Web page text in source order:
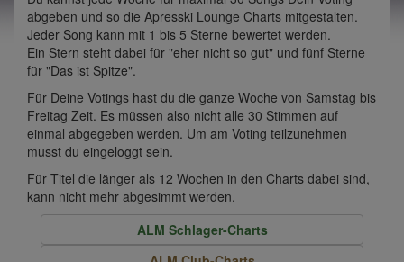
abgeben und so die Apresski Lounge Charts mitgestalten.
Jeder Song kann mit 1 bis 5 Sterne bewertet werden.
Ein Stern steht dabei für "eher nicht so gut" und fünf Sterne
für "Das ist Spitze".
Für Deine Votings hast du die ganze Woche von Samstag bis
Freitag Zeit. Es müssen also nicht alle 30 Stimmen auf
einmal abgegeben werden. Um am Voting teilzunehmen
musst du eingeloggt sein.
Für Titel die länger als 12 Wochen in den Charts dabei sind,
kann nicht mehr abgesimmt werden.
ALM Schlager-Charts